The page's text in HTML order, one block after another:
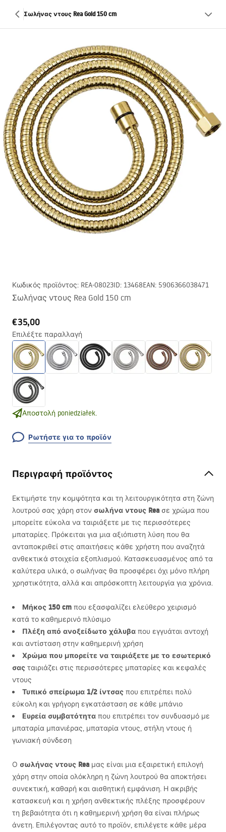
Σωλήνας ντους Rea Gold 150 cm
Κωδικός προϊόντος: REA-08023ID: 13468EAN: 5906366038471
Σωλήνας ντους Rea Gold 150 cm
€35,00
Επιλέξτε παραλλαγή
Αποστολή poniedziałek.
Ρωτήστε για το προϊόν
Περιγραφή προϊόντος
Εκτιμήστε την κομψότητα και τη λειτουργικότητα στη ζώνη
λουτρού σας χάρη στον σωλήνα ντους Rea σε χρώμα που
μπορείτε εύκολα να ταιριάξετε με τις περισσότερες
μπαταρίες. Πρόκειται για μια αξιόπιστη λύση που θα
ανταποκριθεί στις απαιτήσεις κάθε χρήστη που αναζητά
ανθεκτικά στοιχεία εξοπλισμού. Κατασκευασμένος από τα
καλύτερα υλικά, ο σωλήνας θα προσφέρει όχι μόνο πλήρη
χρηστικότητα, αλλά και απρόσκοπτη λειτουργία για χρόνια.
Μήκος 150 cm που εξασφαλίζει ελεύθερο χειρισμό
κατά το καθημερινό πλύσιμο
Πλέξη από ανοξείδωτο χάλυβα που εγγυάται αντοχή
και αντίσταση στην καθημερινή χρήση
Χρώμα που μπορείτε να ταιριάξετε με το εσωτερικό
σας ταιριάζει στις περισσότερες μπαταρίες και κεφαλές
ντους
Τυπικό σπείρωμα 1/2 ίντσας που επιτρέπει πολύ
εύκολη και γρήγορη εγκατάσταση σε κάθε μπάνιο
Ευρεία συμβατότητα που επιτρέπει τον συνδυασμό με
μπαταρία μπανιέρας, μπαταρία ντους, στήλη ντους ή
γωνιακή σύνδεση
Ο σωλήνας ντους Rea μας είναι μια εξαιρετική επιλογή
χάρη στην οποία ολόκληρη η ζώνη λουτρού θα αποκτήσει
συνεκτική, καθαρή και αισθητική εμφάνιση. Η ακριβής
κατασκευή και η χρήση ανθεκτικής πλέξης προσφέρουν
τη βεβαιότητα ότι η καθημερινή χρήση θα είναι πλήρως
άνετη. Επιλέγοντας αυτό το προϊόν, επιλέγετε κάθε μέρα